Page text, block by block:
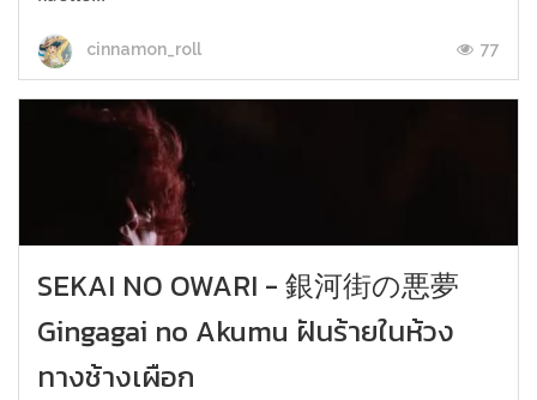
cinnamon_roll 77
SEKAI NO OWARI - 銀河街の悪夢
Gingagai no Akumu ฝันร้ายในห้วง
ทางช้างเผือก